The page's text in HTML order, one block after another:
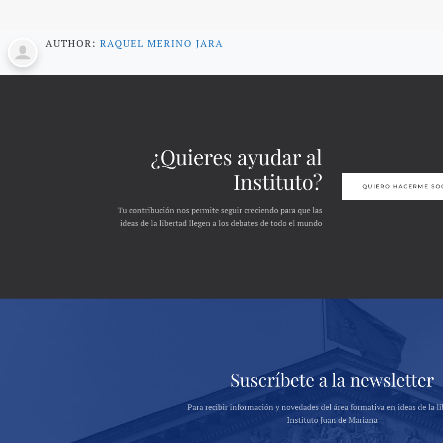
AUTHOR: RAQUEL MERINO JARA
¿Quieres ayudar al
Instituto?
Tu contribución nos permite seguir creciendo para que las
ideas de la libertad llegen a los debates de todo el mundo
QUIERO HACERME
Suscríbete a la newsletter
Para recibir información y novedades del área formativa en ideas de la
Instituto Juan de Mariana